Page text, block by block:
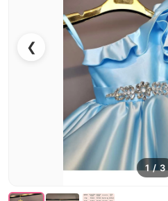
❮
1 / 3